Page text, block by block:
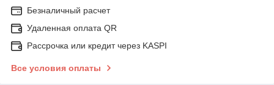
Безналичный расчет
Удаленная оплата QR
Рассрочка или кредит через KASPI
Все условия оплаты